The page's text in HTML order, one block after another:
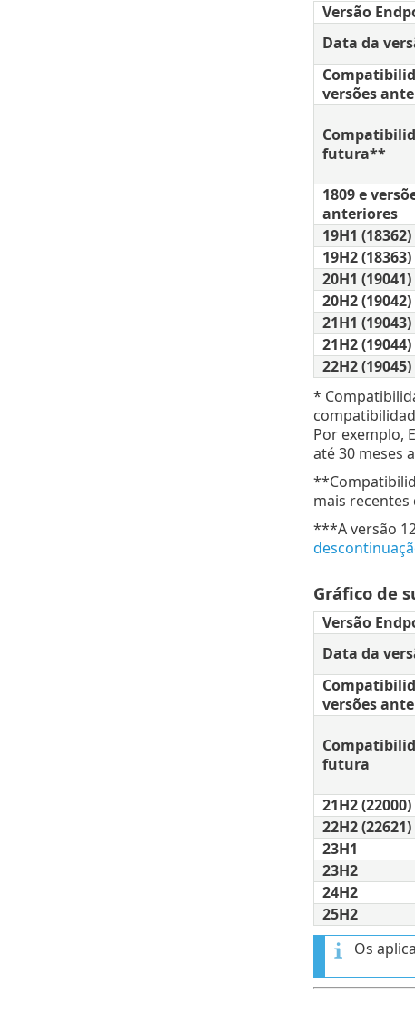
Versão
Data da
versões
futura**
1809 e
anteriores
19H1 (18362)
19H2 (18363)
20H1 (19041)
20H2 (19042)
21H1 (19043)
21H2 (19044)
22H2 (19045)
*
Por exemplo,
até 30 meses
mais recentes
***A versão
Gráfico de
Versão
Data da
versões
futura
21H2 (22000)
22H2 (22621)
23H1
23H2
24H2
25H2
Os